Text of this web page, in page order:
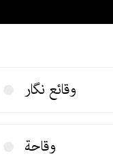
وقائع نگار
وقاحة